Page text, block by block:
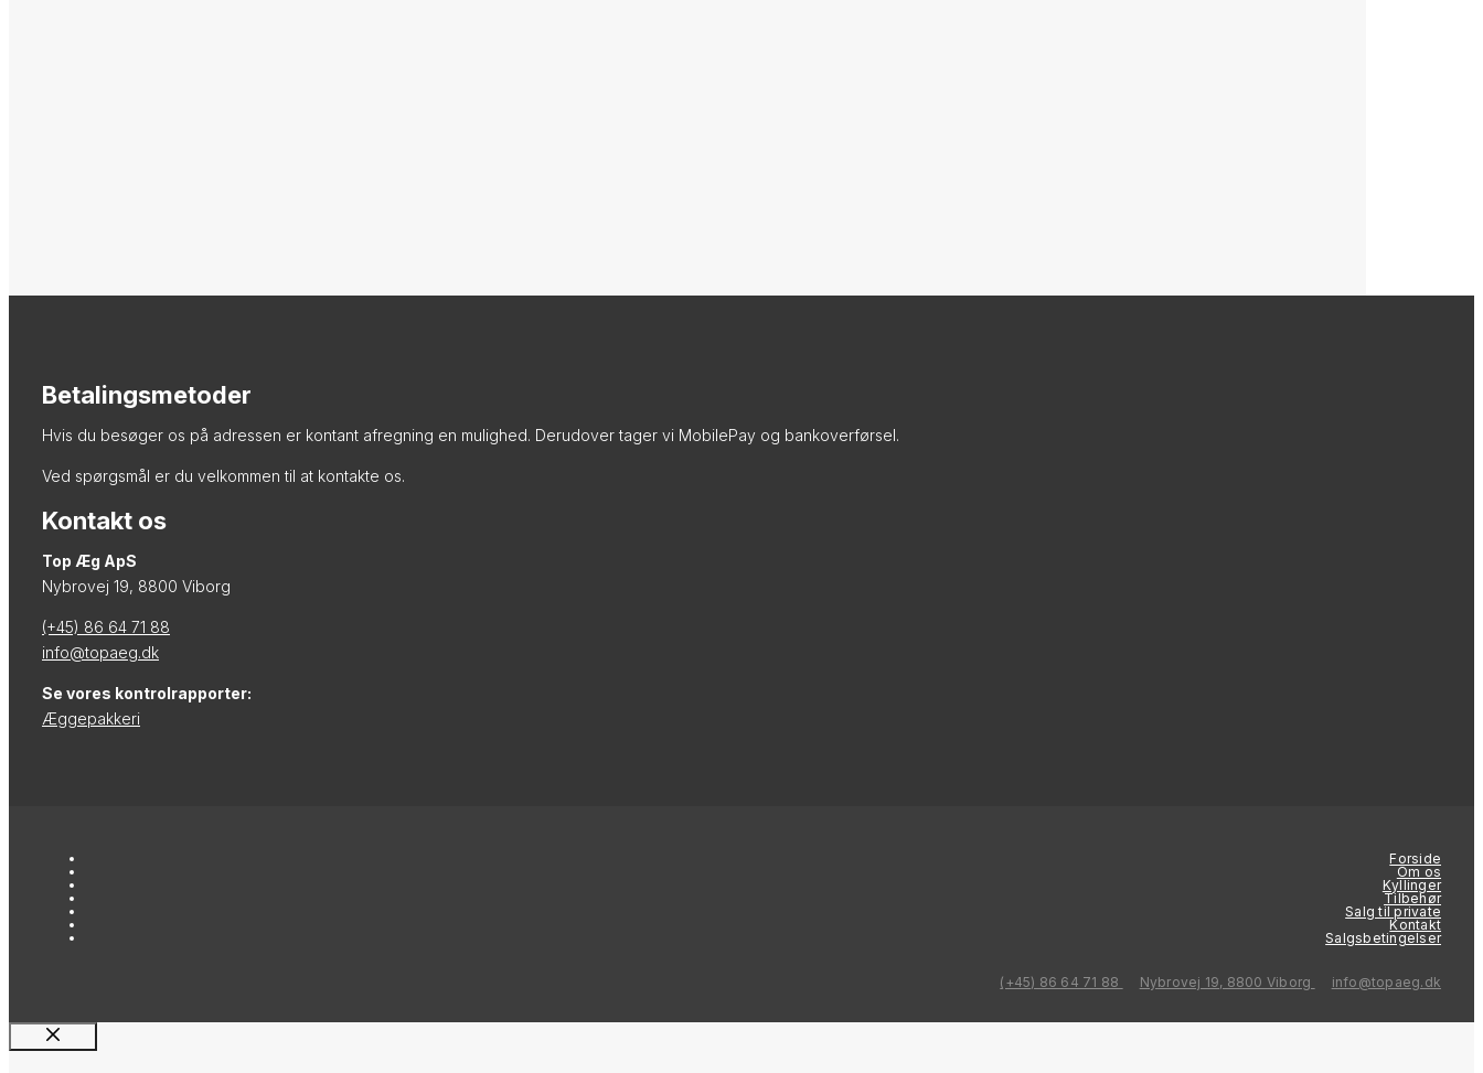
Betalingsmetoder
Hvis du besøger os på adressen er kontant afregning en mulighed. Derudover tager vi MobilePay og bankoverførsel.
Ved spørgsmål er du velkommen til at kontakte os.
Kontakt os
Top Æg ApS
Nybrovej 19, 8800 Viborg
(+45) 86 64 71 88
info@topaeg.dk
Se vores kontrolrapporter:
Æggepakkeri
Forside
Om os
Kyllinger
Tilbehør
Salg til private
Kontakt
Salgsbetingelser
(+45) 86 64 71 88 Nybrovej 19, 8800 Viborg info@topaeg.dk
Luk